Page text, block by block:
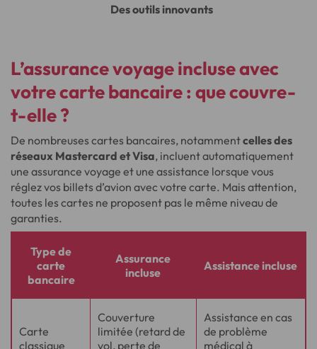
Des outils innovants
L’assurance voyage incluse avec
votre carte bancaire : que couvre-
t-elle ?
De nombreuses cartes bancaires, notammentcelles des
réseaux Mastercard et Visa, incluent automatiquement
une assurance voyage et une assistance lorsque vous
réglez vos billets d’avion avec votre carte. Mais attention,
toutes les cartes ne proposent pas le même niveau de
garanties.
Type de
carte
bancaire
Assurance
incluse
Assistance incluse
Carte
classique
Couverture
limitée (retard de
vol, perte de
Assistance en cas
de problème
médical à